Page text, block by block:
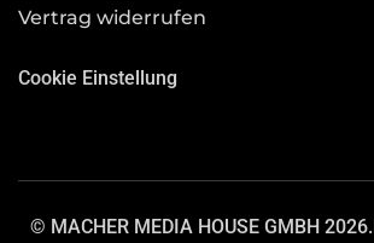
Vertrag widerrufen
Cookie Einstellung
© MACHER MEDIA HOUSE GMBH 2026.